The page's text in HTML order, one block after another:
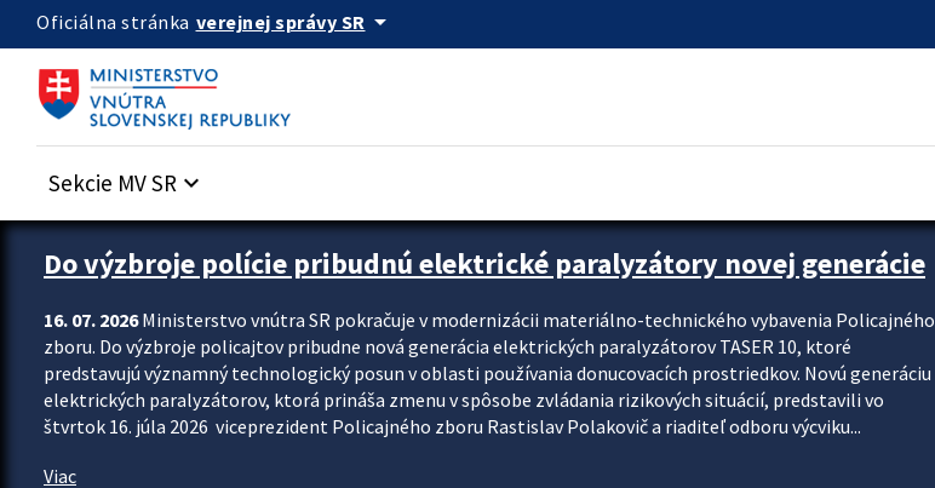
Preskocit na hlavný obsah
Oficiálna stránka verejnej správy SR arrow_drop_down
Sekcie MV SR keyboard_arrow_down
Zastavit automatický posun upútavok
Do výzbroje polície pribudnú elektrické paralyzátory novej generácie
16. 07. 2026Ministerstvo vnútra SR pokračuje v modernizácii materiálno-technického vybavenia Policajného
zboru. Do výzbroje policajtov pribudne nová generácia elektrických paralyzátorov TASER 10, ktoré
predstavujú významný technologický posun v oblasti používania donucovacích prostriedkov. Novú generáciu
elektrických paralyzátorov, ktorá prináša zmenu v spôsobe zvládania rizikových situácií, predstavili vo
štvrtok 16. júla 2026 viceprezident Policajného zboru Rastislav Polakovič a riaditeľ odboru výcviku...
Viac